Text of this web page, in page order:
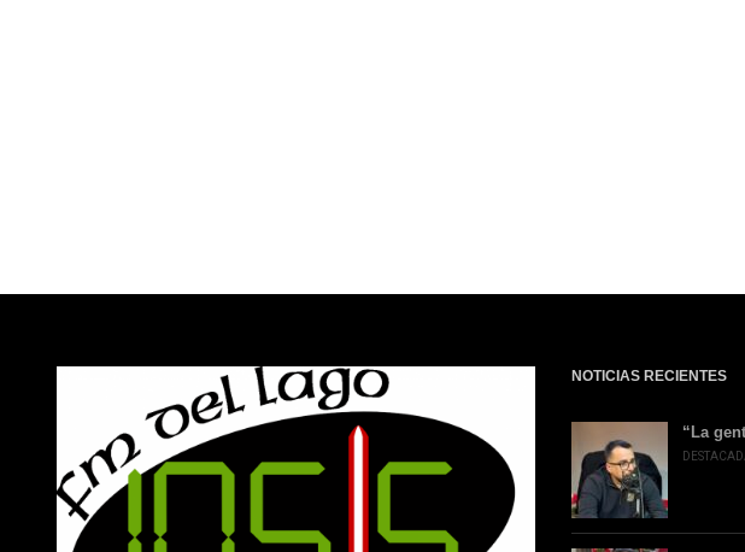
NOTICIAS RECIENTES
“La